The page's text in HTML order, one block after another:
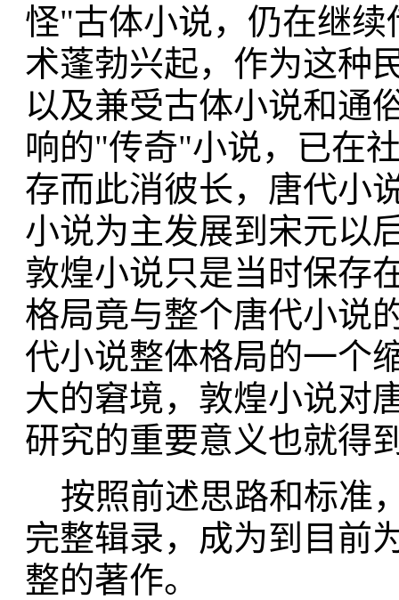
怪"古体小说，仍在继
术蓬勃兴起，作为这种
以及兼受古体小说和通
响的"传奇"小说，已在
存而此消彼长，唐代小
小说为主发展到宋元以
敦煌小说只是当时保存
格局竟与整个唐代小说
代小说整体格局的一个
大的窘境，敦煌小说对
研究的重要意义也就得
按照前述思路和标准
完整辑录，成为到目前
整的著作。